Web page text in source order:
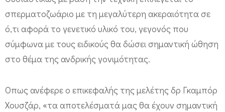
τ
ε
χ
η
τ
σπερματοζωάριο με τη μεγαλύτερη ακεραιότητα σε
ό,τι αφορά το γενετικό υλικό του, γεγονός που
σύμφωνα με τους ειδικούς θα δώσει σημαντική ώθηση
στο θέμα της ανδρικής γονιμότητας.
Οπως ανέφερε ο επικεφαλής της μελέτης δρ Γκαμπόρ
Χουσζάρ, «τα αποτελέσματά μας θα έχουν σημαντική